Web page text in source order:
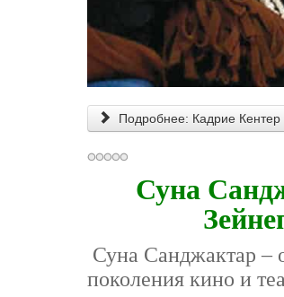
Подробнее: Кадрие Кентер
Суна
Суна Санджактар –
поколения кино и